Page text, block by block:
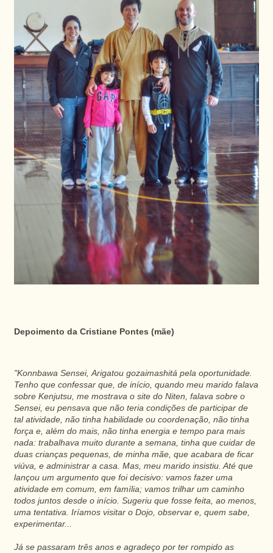
Depoimento da Cristiane Pontes (mãe)
"Konnbawa Sensei, Arigatou gozaimashitá pela oportunidade.
Tenho que confessar que, de início, quando meu marido falava
sobre Kenjutsu, me mostrava o site do Niten, falava sobre o
Sensei, eu pensava que não teria condições de participar de
tal atividade, não tinha habilidade ou coordenação, não tinha
força e, além do mais, não tinha energia e tempo para mais
nada: trabalhava muito durante a semana, tinha que cuidar de
duas crianças pequenas, de minha mãe, que acabara de ficar
viúva, e administrar a casa. Mas, meu marido insistiu. Até que
lançou um argumento que foi decisivo: vamos fazer uma
atividade em comum, em família; vamos trilhar um caminho
todos juntos desde o início. Sugeriu que fosse feita, ao menos,
uma tentativa. Iríamos visitar o Dojo, observar e, quem sabe,
experimentar...
Já se passaram três anos e agradeço por ter rompido as